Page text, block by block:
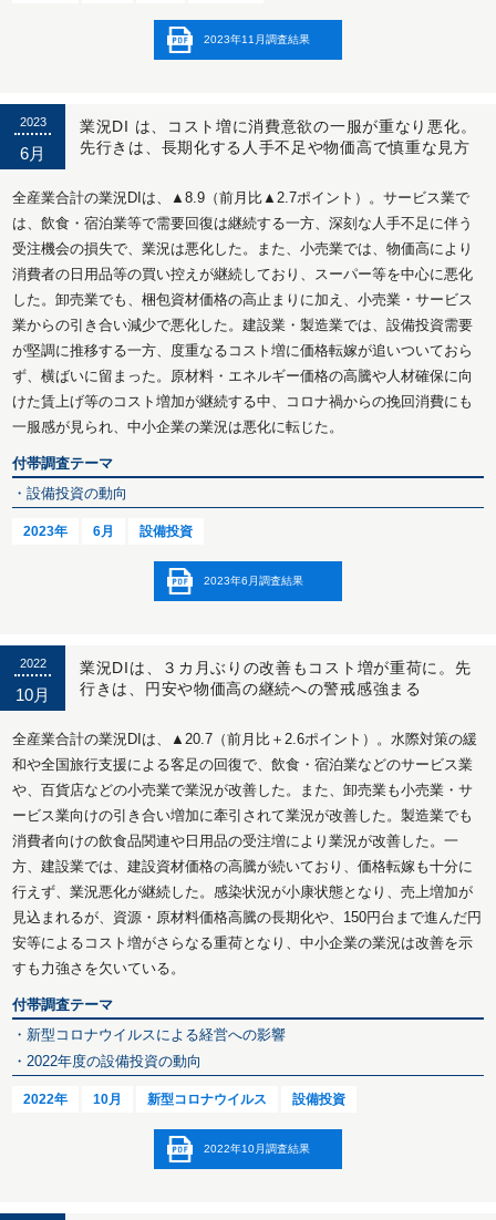
2023年11月調査結果
2023
6月
業況DI は、コスト増に消費意欲の一服が重なり悪化。
先行きは、長期化する人手不足や物価高で慎重な見方
全産業合計の業況DIは、▲8.9（前月比▲2.7ポイント）。サービス業で
は、飲食・宿泊業等で需要回復は継続する一方、深刻な人手不足に伴う
受注機会の損失で、業況は悪化した。また、小売業では、物価高により
消費者の日用品等の買い控えが継続しており、スーパー等を中心に悪化
した。卸売業でも、梱包資材価格の高止まりに加え、小売業・サービス
業からの引き合い減少で悪化した。建設業・製造業では、設備投資需要
が堅調に推移する一方、度重なるコスト増に価格転嫁が追いついておら
ず、横ばいに留まった。原材料・エネルギー価格の高騰や人材確保に向
けた賃上げ等のコスト増加が継続する中、コロナ禍からの挽回消費にも
一服感が見られ、中小企業の業況は悪化に転じた。
付帯調査テーマ
・設備投資の動向
2023年 6月 設備投資
2023年6月調査結果
2022
10月
業況DIは、３カ月ぶりの改善もコスト増が重荷に。先
行きは、円安や物価高の継続への警戒感強まる
全産業合計の業況DIは、▲20.7（前月比＋2.6ポイント）。水際対策の緩
和や全国旅行支援による客足の回復で、飲食・宿泊業などのサービス業
や、百貨店などの小売業で業況が改善した。また、卸売業も小売業・サ
ービス業向けの引き合い増加に牽引されて業況が改善した。製造業でも
消費者向けの飲食品関連や日用品の受注増により業況が改善した。一
方、建設業では、建設資材価格の高騰が続いており、価格転嫁も十分に
行えず、業況悪化が継続した。感染状況が小康状態となり、売上増加が
見込まれるが、資源・原材料価格高騰の長期化や、150円台まで進んだ円
安等によるコスト増がさらなる重荷となり、中小企業の業況は改善を示
すも力強さを欠いている。
付帯調査テーマ
・新型コロナウイルスによる経営への影響
・2022年度の設備投資の動向
2022年 10月 新型コロナウイルス 設備投資
2022年10月調査結果